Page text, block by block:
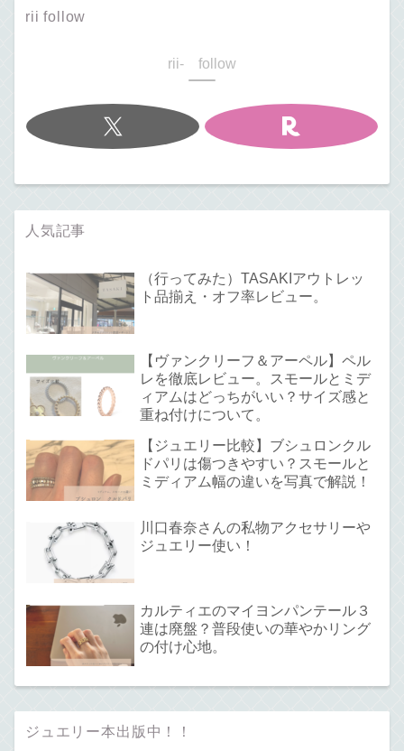
rii follow
rii- follow
人気記事
（行ってみた）TASAKIアウトレッ
ト品揃え・オフ率レビュー。
【ヴァンクリーフ＆アーペル】ペル
レを徹底レビュー。スモールとミデ
ィアムはどっちがいい？サイズ感と
重ね付けについて。
【ジュエリー比較】ブシュロンクル
ドパリは傷つきやすい？スモールと
ミディアム幅の違いを写真で解説！
川口春奈さんの私物アクセサリーや
ジュエリー使い！
カルティエのマイヨンパンテール３
連は廃盤？普段使いの華やかリング
の付け心地。
ジュエリー本出版中！！